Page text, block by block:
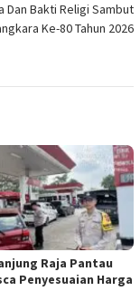
Dan Bakti Religi Sambut
Ke-80 Tahun 2026
Raja Pantau
Penyesuaian Harga